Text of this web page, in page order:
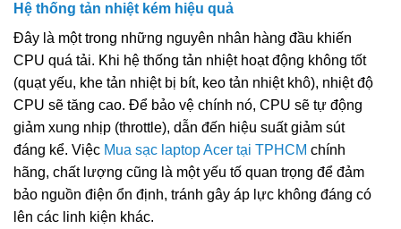
Hệ thống tản nhiệt kém hiệu quả
Đây là một trong những nguyên nhân hàng đầu khiến
CPU quá tải. Khi hệ thống tản nhiệt hoạt động không tốt
(quạt yếu, khe tản nhiệt bị bít, keo tản nhiệt khô), nhiệt độ
CPU sẽ tăng cao. Để bảo vệ chính nó, CPU sẽ tự động
giảm xung nhịp (throttle), dẫn đến hiệu suất giảm sút
đáng kể. Việc Mua sạc laptop Acer tại TPHCM chính
hãng, chất lượng cũng là một yếu tố quan trọng để đảm
bảo nguồn điện ổn định, tránh gây áp lực không đáng có
lên các linh kiện khác.